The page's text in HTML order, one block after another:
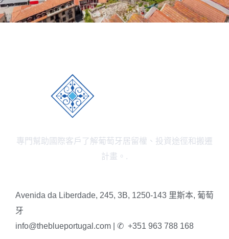
專門幫助國際客戶了解葡萄牙居留權、投資途徑和搬遷
計畫。.
Avenida da Liberdade, 245, 3B, 1250-143 里斯本, 葡萄
牙
info@theblueportugal.com | ✆ +351 963 788 168